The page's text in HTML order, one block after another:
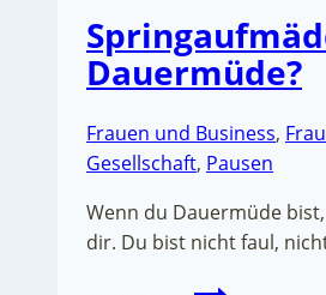
Dauermüde?
Frauen und Business,
Gesellschaft, Pausen
Wenn du Dauermüde
dir. Du bist nicht faul,